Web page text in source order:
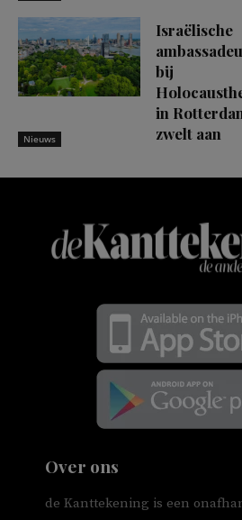
Nieuws
Israëlische
bij
in
zwelt aan
Over ons
de Kanttekening is een